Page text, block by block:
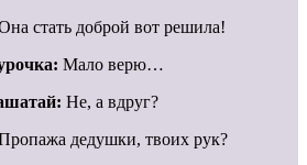
стать доброй вот решила!
Мало верю…
Не, а вдруг?
дедушки, твоих рук?